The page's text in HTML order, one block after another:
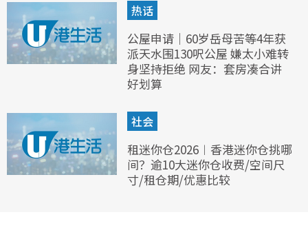
热话
公屋申请｜60岁岳母苦等4年获
派天水围130呎公屋 嫌太小难转
身坚持拒绝 网友：套房凑合讲
好划算
社会
租迷你仓2026︱香港迷你仓挑哪
间？逾10大迷你仓收费/空间尺
寸/租仓期/优惠比较